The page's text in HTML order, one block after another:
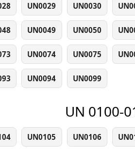
UN0029 UN0030
UN0049 UN0050
UN0074 UN0075
UN0094 UN0099
UN 0100-
UN0105 UN0106